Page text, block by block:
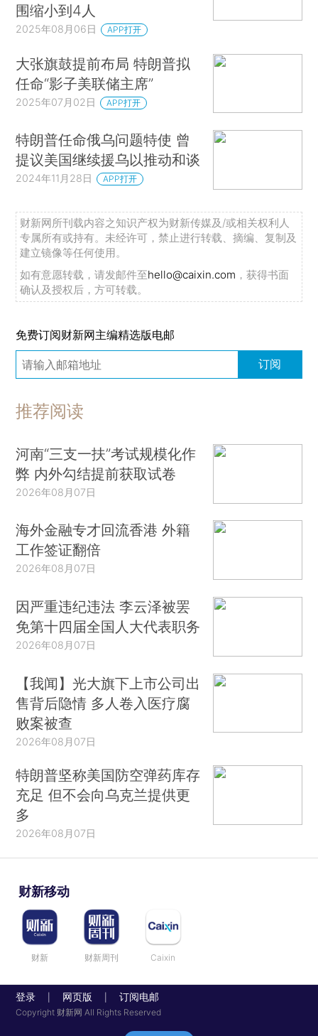
围缩小到4人
2025年08月06日 APP打开
大张旗鼓提前布局 特朗普拟
任命“影子美联储主席”
2025年07月02日 APP打开
特朗普任命俄乌问题特使 曾
提议美国继续援乌以推动和谈
2024年11月28日 APP打开
财新网所刊载内容之知识产权为财新传媒及/或相关权利人
专属所有或持有。未经许可，禁止进行转载、摘编、复制及
建立镜像等任何使用。
如有意愿转载，请发邮件至hello@caixin.com ，获得书面
确认及授权后，方可转载。
免费订阅财新网主编精选版电邮
订阅
推荐阅读
河南“三支一扶”考试规模化作
弊 内外勾结提前获取试卷
2026年08月07日
海外金融专才回流香港 外籍
工作签证翻倍
2026年08月07日
因严重违纪违法 李云泽被罢
免第十四届全国人大代表职务
2026年08月07日
【我闻】光大旗下上市公司出
售背后隐情 多人卷入医疗腐
败案被查
2026年08月07日
特朗普坚称美国防空弹药库存
充足 但不会向乌克兰提供更
多
2026年08月07日
财新移动
财新 财新周刊 Caixin
登录 网页版 订阅电邮
Copyright 财新网 All Rights Reserved